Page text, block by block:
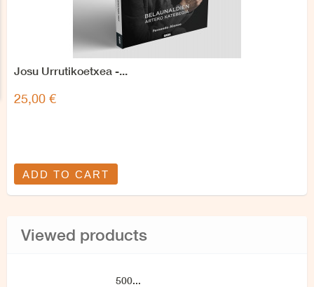
Josu Urrutikoetxea -...
25,00 €
ADD TO CART
Viewed products
500...